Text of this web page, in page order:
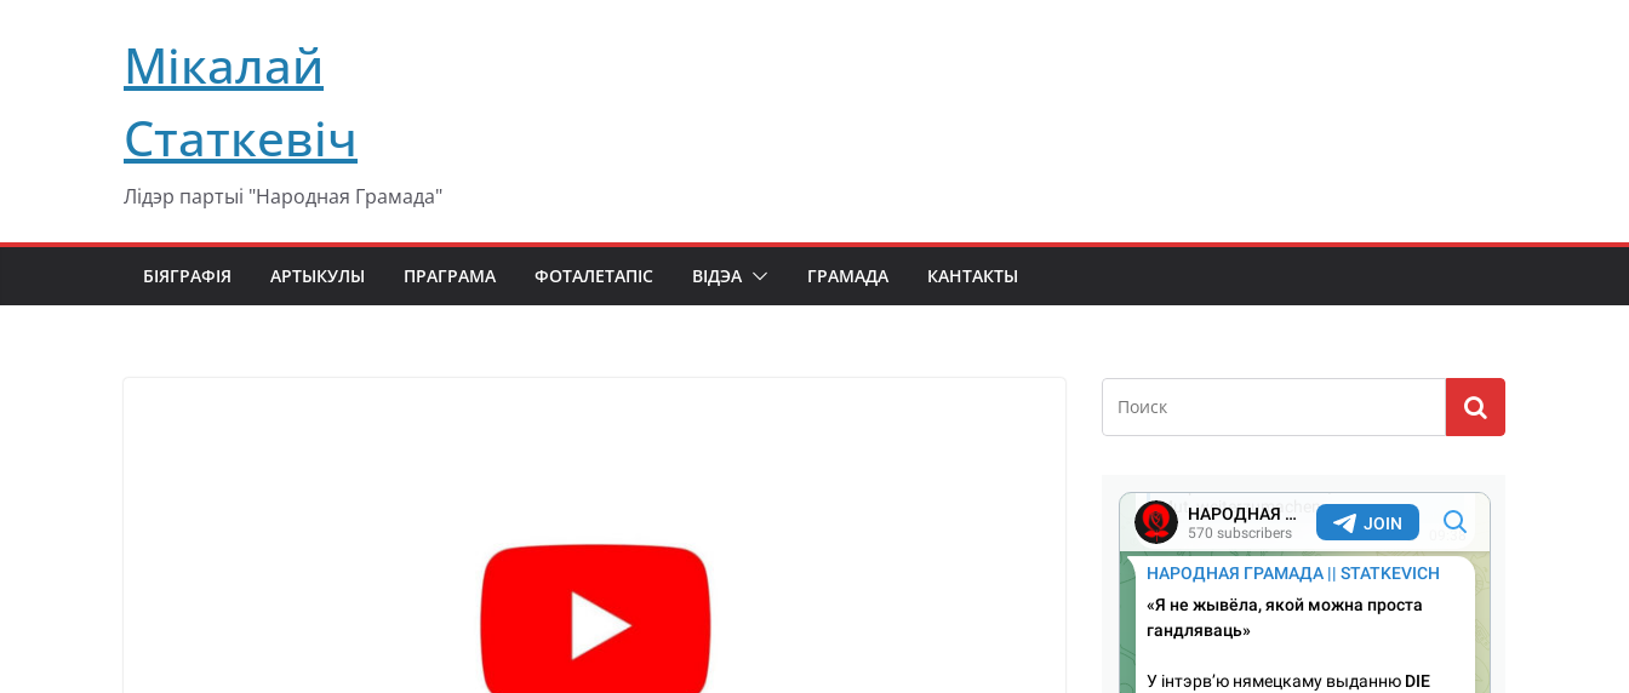
содержимомуМікалай
Статкевіч
Лідэр партыі "Народная Грамада"
БІЯГРАФІЯ АРТЫКУЛЫ ПРАГРАМА ФОТАЛЕТАПІС ВІДЭА ГРАМАДА КАНТАКТЫ